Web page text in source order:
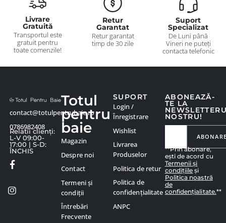
Livrare
Gratuită
Transportul este
gratuit pentru
toate comenzile!
Retur
Garantat
Retur garantat
timp de 30 zile
Suport
Specializat
De Luni până
Vineri ne puteți
contacta telefonic
contact@totulpentrubaie.ro
0786982408
Relatii clienți:
L-V 09:00-
17:00 | S-D:
ÎNCHIS
ABONEAZĂ-
TE LA
NOSTRU!
**Prin abonare,
ești de acord cu
Termenii și
condițiile și
Politica noastră
de
confidențialitate.**
Totul
pentru
baie
Magazin
Despre noi
Contact
Termeni și
condiții
Întrebări
Frecvente
SUPORT
Login /
Înregistrare
Wishlist
Livrarea
Produselor
Politica de retur
Politica de
confidențialitate
ANPC